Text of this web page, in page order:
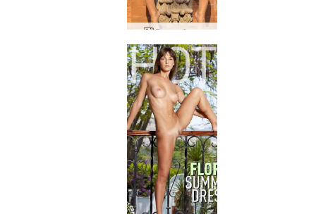
Deusa flora